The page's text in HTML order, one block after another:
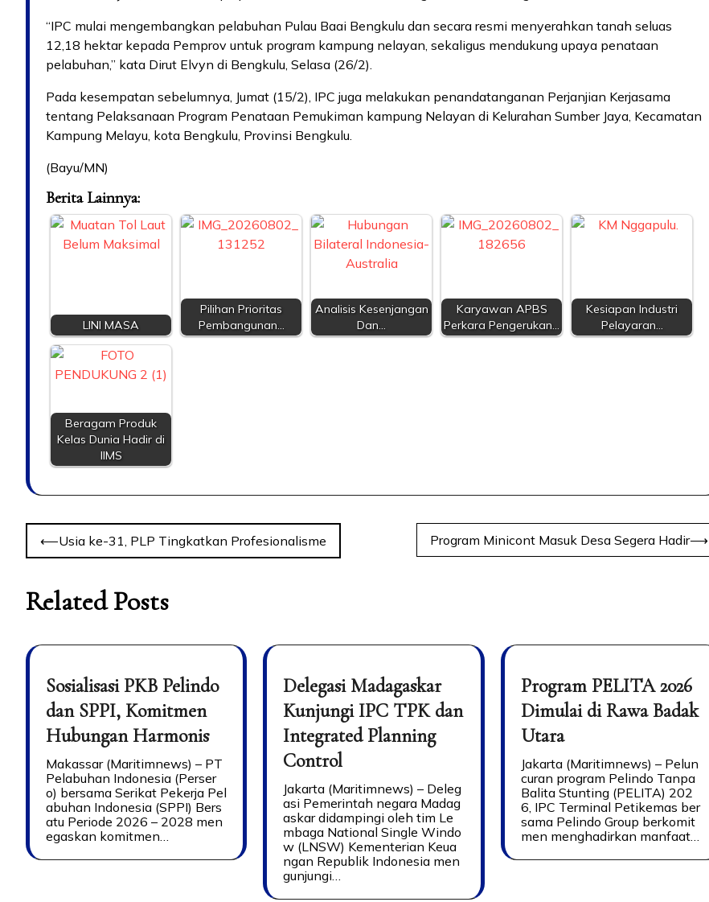
“IPC mulai mengembangkan pelabuhan Pulau Baai Bengkulu dan secara resmi menyerahkan tanah seluas
12,18 hektar kepada Pemprov untuk program kampung nelayan, sekaligus mendukung upaya penataan
pelabuhan,” kata Dirut Elvyn di Bengkulu, Selasa (26/2).
Pada kesempatan sebelumnya, Jumat (15/2), IPC juga melakukan penandatanganan Perjanjian Kerjasama
tentang Pelaksanaan Program Penataan Pemukiman kampung Nelayan di Kelurahan Sumber Jaya, Kecamatan
Kampung Melayu, kota Bengkulu, Provinsi Bengkulu.
(Bayu/MN)
Berita Lainnya:
LINI MASA
Pilihan Prioritas
Pembangunan…
Analisis Kesenjangan
Dan…
Karyawan APBS
Perkara Pengerukan…
Kesiapan Industri
Pelayaran…
Beragam Produk
Kelas Dunia Hadir di
IIMS
⟵Usia ke-31, PLP Tingkatkan Profesionalisme Program Minicont Masuk Desa Segera Hadir⟶
Related Posts
Sosialisasi PKB Pelindo
dan SPPI, Komitmen
Hubungan Harmonis
Makassar (Maritimnews) – PT
Pelabuhan Indonesia (Perser
o) bersama Serikat Pekerja Pel
abuhan Indonesia (SPPI) Bers
atu Periode 2026 – 2028 men
egaskan komitmen…
Delegasi Madagaskar
Kunjungi IPC TPK dan
Integrated Planning
Control
Jakarta (Maritimnews) – Deleg
asi Pemerintah negara Madag
askar didampingi oleh tim Le
mbaga National Single Windo
w (LNSW) Kementerian Keua
ngan Republik Indonesia men
gunjungi…
Program PELITA 2026
Dimulai di Rawa Badak
Utara
Jakarta (Maritimnews) – Pelun
curan program Pelindo Tanpa
Balita Stunting (PELITA) 202
6, IPC Terminal Petikemas ber
sama Pelindo Group berkomit
men menghadirkan manfaat…